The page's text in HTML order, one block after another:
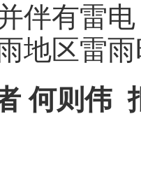
伴有雷
地区雷
何则伟